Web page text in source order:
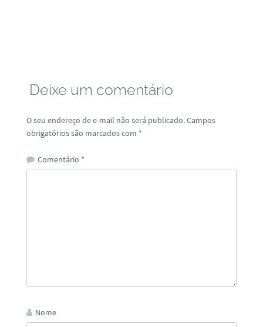
Deixe um comentário
O seu endereço de e-mail não será publicado.Campos
obrigatórios são marcados com *
Comentário *
Nome